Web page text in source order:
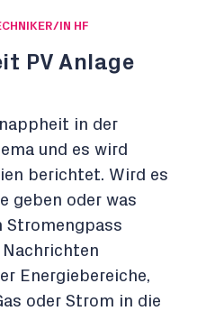
IN HF
PV Anlage
in der
und es wird
berichtet. Wird es
geben oder was
Stromengpass
Energiebereiche,
oder Strom in die